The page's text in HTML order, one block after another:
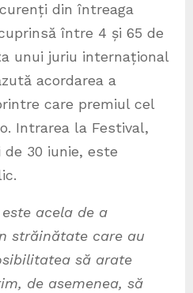
din întreaga
între 4 și 65 de
unui juriu internațional
acordarea a
care premiul cel
Intrarea la Festival,
30 iunie, este
acela de a
străinătate care au
să arate
de asemenea, să